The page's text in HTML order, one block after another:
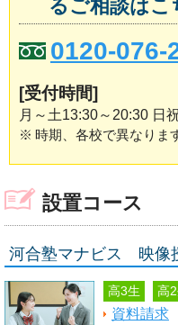
るご相談はこ
0120-076-
[受付時間]
月～土13:30～20:30 日
※ 時期、各校で異なりま
設置コース
河合塾マナビス 映像
高3生 高
資料請求